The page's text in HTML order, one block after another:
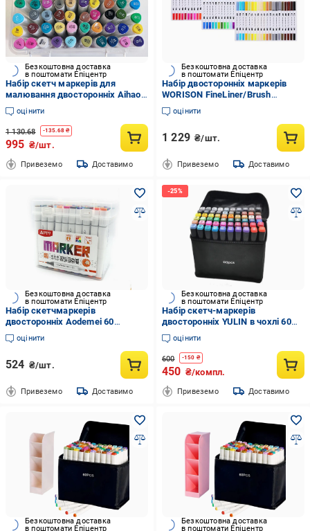
Безкоштовна доставка
в поштомати Епіцентр
Набір скетч маркерів для
малювання двосторонніх Aihao
sketchmarker 60 шт. (PM514-60)
оцінити
1 130.68 -135.68 ₴
995 ₴/шт.
Привеземо Доставимо
Безкоштовна доставка
в поштомати Епіцентр
Набір двосторонніх маркерів
WORISON FineLiner/Brush
Markers Pens 60 штук (WN-
002/60)
оцінити
1 229 ₴/шт.
Привеземо Доставимо
Безкоштовна доставка
в поштомати Епіцентр
Набір скетчмаркерів
двосторонніх Aodemei 60
кольорів
оцінити
524 ₴/шт.
Привеземо Доставимо
Безкоштовна доставка
в поштомати Епіцентр
Набір скетч-маркерів
двосторонніх YULIN в чохлі 60
шт. (MX-00007172)
оцінити
600 -150 ₴
450 ₴/компл.
Привеземо Доставимо
Безкоштовна доставка
в поштомати Епіцентр
Безкоштовна доставка
в поштомати Епіцентр